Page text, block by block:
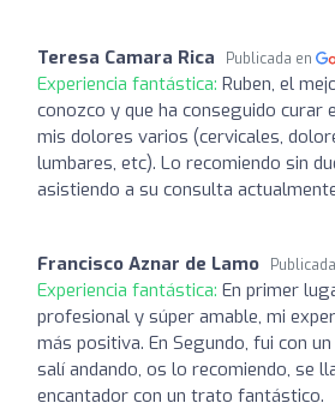
Teresa Camara Rica Publicada en
Experiencia fantástica: Ruben, el
conozco y que ha conseguido curar
mis dolores varios (cervicales,
lumbares, etc). Lo recomiendo sin
asistiendo a su consulta
Francisco Aznar de Lamo
Experiencia fantástica: En primer
profesional y súper amable, mi
más positiva. En Segundo, fui con
salí andando, os lo recomiendo, se
encantador con un trato fantástico.